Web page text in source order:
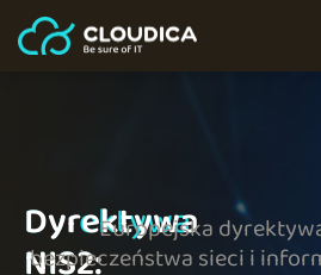
Dyrektywa
Dyrektywa
Europejska
bezpieczeństwa sieci i